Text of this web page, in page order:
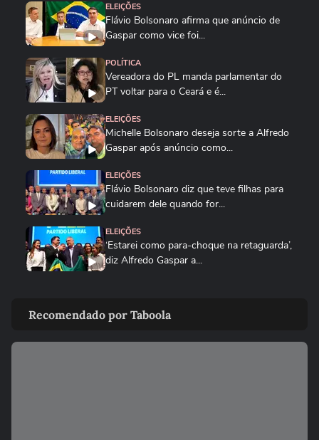
ELEIÇÕES
Flávio Bolsonaro afirma que anúncio de
Gaspar como vice foi...
POLÍTICA
Vereadora do PL manda parlamentar do
PT voltar para o Ceará e é...
ELEIÇÕES
Michelle Bolsonaro deseja sorte a Alfredo
Gaspar após anúncio como...
ELEIÇÕES
Flávio Bolsonaro diz que teve filhas para
cuidarem dele quando for...
ELEIÇÕES
‘Estarei como para-choque na retaguarda’,
diz Alfredo Gaspar a...
anuncia Alfredo Gaspar como...
POLÍTICA
Recomendado por Taboola